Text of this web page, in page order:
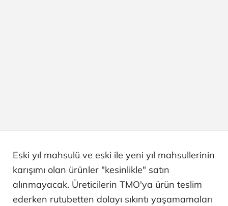
Eski yıl mahsulü ve eski ile yeni yıl mahsullerinin
karışımı olan ürünler "kesinlikle" satın
alınmayacak. Üreticilerin TMO'ya ürün teslim
ederken rutubetten dolayı sıkıntı yaşamamaları